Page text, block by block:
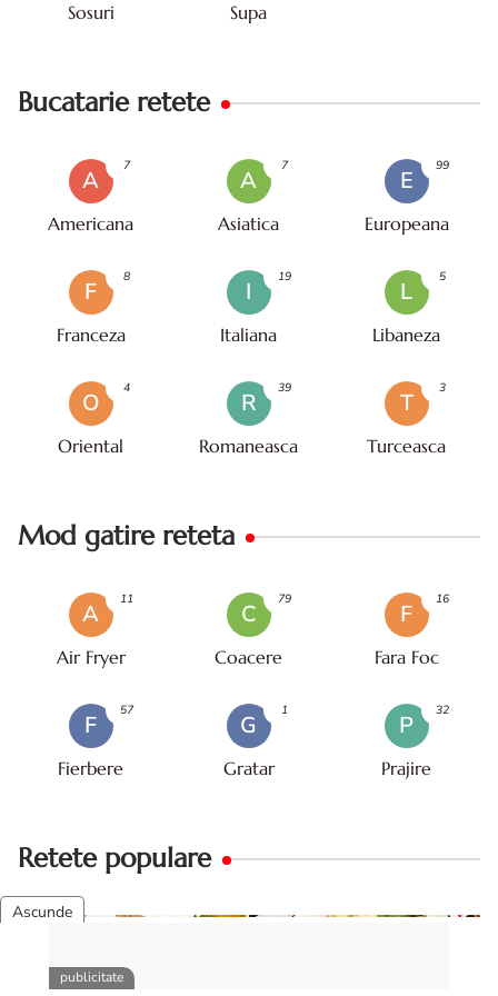
Sosuri Supa
Bucatarie retete
A
Americana
7
A
Asiatica
7
E
Europeana
99
F
Franceza
8
I
Italiana
19
L
Libaneza
5
O
Oriental
4
R
Romaneasca
39
T
Turceasca
3
Mod gatire reteta
A
Air Fryer
11
C
Coacere
79
F
Fara Foc
16
F
Fierbere
57
G
Gratar
1
P
Prajire
32
Retete populare